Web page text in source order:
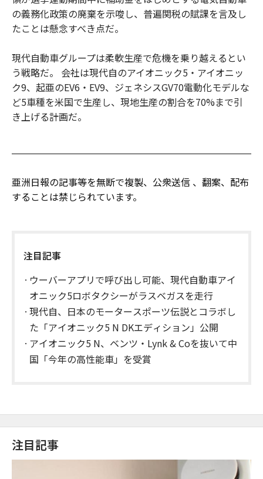
の義務化政策の廃棄を示唆し、普遍関税の賦課を言及し
たことは懸念すべき点だ。
現代自動車グループは柔軟生産で危機を乗り越えるとい
う戦略だ。 会社は現代自のアイオニック5・アイオニッ
ク9、起亜のEV6・EV9、ジェネシスGV70電動化モデルな
ど5車種を米国で生産し、現地生産の割合を70%まで引
き上げる計画だ。
亜洲日報の記事等を無断で複製、公衆送信 、翻案、配布
することは禁じられています。
注目記事
ウーバーアプリで呼び出し可能、現代自動車アイ
オニック5ロボタクシーがラスベガスを走行
現代自、日本のモータースポーツ伝説とコラボし
た「アイオニック5 N DKエディション」公開
アイオニック5 N、ベンツ・Lynk & Coを抜いて中
国「今年の高性能車」を受賞
注目記事